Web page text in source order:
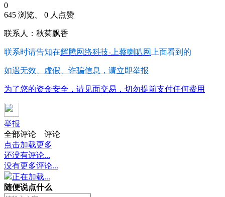
0
645 浏览、 0 人点赞
联系人：秋菊飘香
联系时请告知在辉腾网络科技-上蔡喇叭网 上面看到的
如遇无效、虚假、诈骗信息，请立即举报
为了您的资金安全，请见面交易，切勿提前支付任何费用
举报
全部评论
评论
点击加载更多
还没有评论...
没有更多评论...
正在加载...
随便说点什么